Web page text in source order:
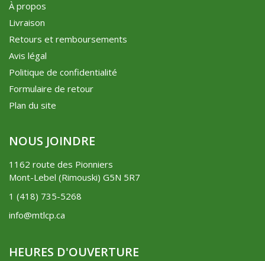
À propos
Livraison
Retours et remboursements
Avis légal
Politique de confidentialité
Formulaire de retour
Plan du site
NOUS JOINDRE
1162 route des Pionniers
Mont-Lebel (Rimouski) G5N 5R7
1 (418) 735-5268
info@mtlcp.ca
HEURES D'OUVERTURE